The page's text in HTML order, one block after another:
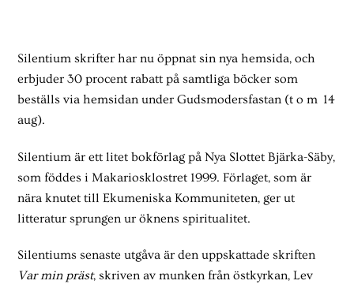
Silentium skrifter har nu öppnat sin nya hemsida, och
erbjuder 30 procent rabatt på samtliga böcker som
beställs via hemsidan under Gudsmodersfastan (t o m 14
aug).
Silentium är ett litet bokförlag på Nya Slottet Bjärka-Säby,
som föddes i Makariosklostret 1999. Förlaget, som är
nära knutet till Ekumeniska Kommuniteten, ger ut
litteratur sprungen ur öknens spiritualitet.
Silentiums senaste utgåva är den uppskattade skriften
Var min präst, skriven av munken från östkyrkan, Lev